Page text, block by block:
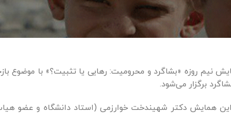
نیم روزه «بشاگرد و محرومیت: رهایی یا تثبیت؟» با موضوع
برگزار می‌شود.
همایش دکتر شهیندخت خوارزمی (استاد دانشگاه و عضو